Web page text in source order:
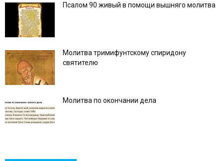
Псалом 90 живый в помощи вышняго молитва
Молитва тримифунтскому спиридону
святителю
Молитва по окончании дела